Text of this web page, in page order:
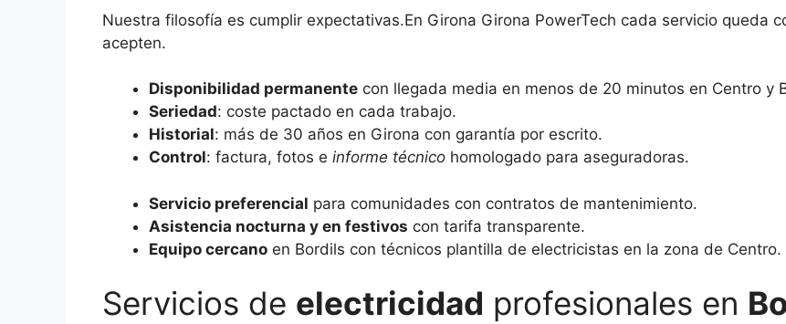
Nuestra filosofía es cumplir expectativas.En Girona Girona PowerTech cada servicio queda
acepten.
Disponibilidad permanente con llegada media en menos de 20 minutos en Centro y
Seriedad: coste pactado en cada trabajo.
Historial: más de 30 años en Girona con garantía por escrito.
Control: factura, fotos e informe técnico homologado para aseguradoras.
Servicio preferencial para comunidades con contratos de mantenimiento.
Asistencia nocturna y en festivos con tarifa transparente.
Equipo cercano en Bordils con técnicos plantilla de electricistas en la zona de Centro.
Servicios de electricidad profesionales en